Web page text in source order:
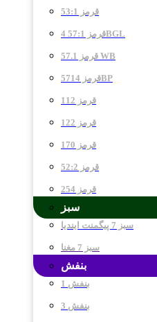
قرمز 53:1
قرمز 57:1 4BGL
قرمز 57.1 WB
قرمز 5714BP
قرمز 112
قرمز 122
قرمز 170
قرمز 52:2
قرمز 254
سبز
سبز 7 پیگمنت ایندیا
سبز 7 مغنا
بنفش
بنفش 1
بنفش 3